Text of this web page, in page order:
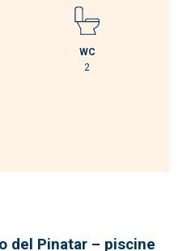
WC
2
del Pinatar – piscine